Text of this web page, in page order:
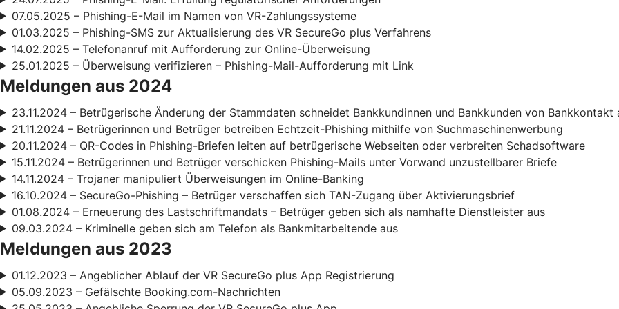
07.05.2025 – Phishing-E-Mail im Namen von VR-Zahlungssysteme
01.03.2025 – Phishing-SMS zur Aktualisierung des VR SecureGo plus Verfahrens
14.02.2025 – Telefonanruf mit Aufforderung zur Online-Überweisung
25.01.2025 – Überweisung verifizieren – Phishing-Mail-Aufforderung mit Link
Meldungen aus 2024
23.11.2024 – Betrügerische Änderung der Stammdaten schneidet Bankkundinnen und Bankkunden von Bankkontakt
21.11.2024 – Betrügerinnen und Betrüger betreiben Echtzeit-Phishing mithilfe von Suchmaschinenwerbung
20.11.2024 – QR-Codes in Phishing-Briefen leiten auf betrügerische Webseiten oder verbreiten Schadsoftware
15.11.2024 – Betrügerinnen und Betrüger verschicken Phishing-Mails unter Vorwand unzustellbarer Briefe
14.11.2024 – Trojaner manipuliert Überweisungen im Online-Banking
16.10.2024 – SecureGo-Phishing – Betrüger verschaffen sich TAN-Zugang über Aktivierungsbrief
01.08.2024 – Erneuerung des Lastschriftmandats – Betrüger geben sich als namhafte Dienstleister aus
09.03.2024 – Kriminelle geben sich am Telefon als Bankmitarbeitende aus
Meldungen aus 2023
01.12.2023 – Angeblicher Ablauf der VR SecureGo plus App Registrierung
05.09.2023 – Gefälschte Booking.com-Nachrichten